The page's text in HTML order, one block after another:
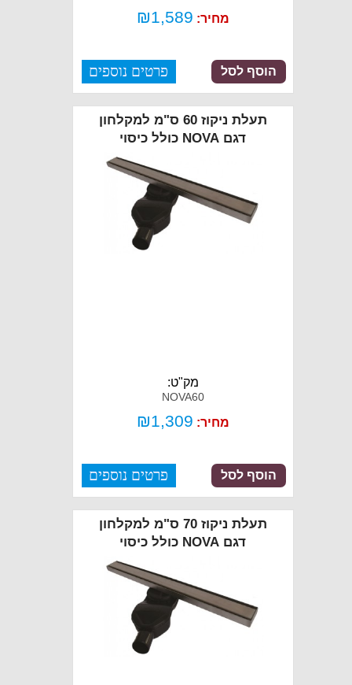
מחיר: ₪1,589
פרטים נוספים הוסף לסל
תעלת ניקוז 60 ס"מ למקלחון
דגם NOVA כולל כיסוי
מק"ט:
NOVA60
מחיר: ₪1,309
פרטים נוספים הוסף לסל
תעלת ניקוז 70 ס"מ למקלחון
דגם NOVA כולל כיסוי